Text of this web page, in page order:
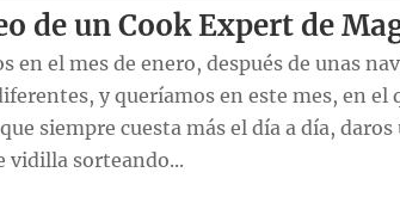
de un Cook Expert de
en el mes de enero, después de unas
y queríamos en este mes, en el
siempre cuesta más el día a día, daros
vidilla sorteando...